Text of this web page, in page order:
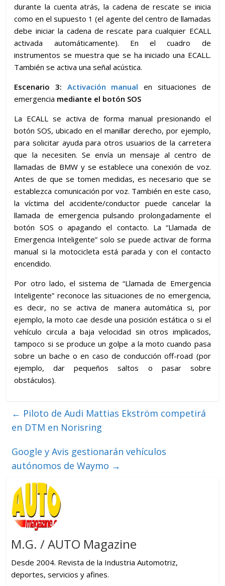
durante la cuenta atrás, la cadena de rescate se inicia
como en el supuesto 1 (el agente del centro de llamadas
debe iniciar la cadena de rescate para cualquier ECALL
activada automáticamente). En el cuadro de
instrumentos se muestra que se ha iniciado una ECALL.
También se activa una señal acústica.
Escenario 3: Activación manual
en situaciones de
emergencia mediante el botón SOS
La ECALL se activa de forma manual presionando el
botón SOS, ubicado en el manillar derecho, por ejemplo,
para solicitar ayuda para otros usuarios de la carretera
que la necesiten. Se envía un mensaje al centro de
llamadas de BMW y se establece una conexión de voz.
Antes de que se tomen medidas, es necesario que se
establezca comunicación por voz. También en este caso,
la víctima del accidente/conductor puede cancelar la
llamada de emergencia pulsando prolongadamente el
botón SOS o apagando el contacto. La “Llamada de
Emergencia Inteligente” solo se puede activar de forma
manual si la motocicleta está parada y con el contacto
encendido.
Por otro lado, el sistema de “Llamada de Emergencia
Inteligente” reconoce las situaciones de no emergencia,
es decir, no se activa de manera automática si, por
ejemplo, la moto cae desde una posición estática o si el
vehículo circula a baja velocidad sin otros implicados,
tampoco si se produce un golpe a la moto cuando pasa
sobre un bache o en caso de conducción off-road (por
ejemplo, dar pequeños saltos o pasar sobre
obstáculos).
← Piloto de Audi Mattias Ekström competirá
en DTM en Norisring
Google y Avis gestionarán vehículos
autónomos de Waymo →
M.G. / AUTO Magazine
Desde 2004. Revista de la Industria Automotriz,
deportes, servicios y afines.